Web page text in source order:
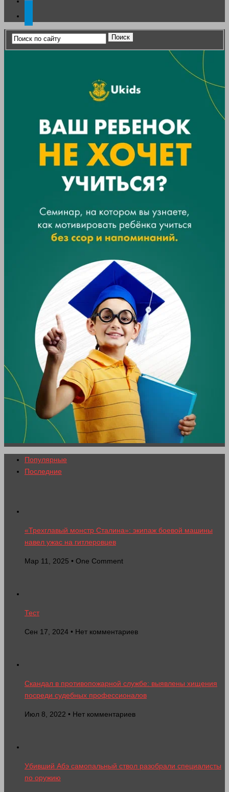
Популярные
Последние
«Трехглавый монстр Сталина»: экипаж боевой машины
навел ужас на гитлеровцев
Мар 11, 2025 • One Comment
Тест
Сен 17, 2024 • Нет комментариев
Скандал в противопожарной службе: выявлены хищения
посреди судебных профессионалов
Июл 8, 2022 • Нет комментариев
Убивший Абэ самопальный ствол разобрали специалисты
по оружию